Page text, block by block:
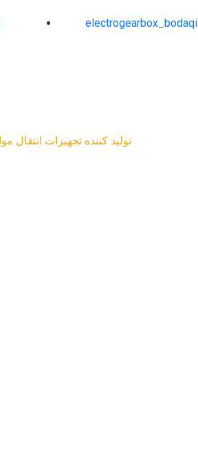
electrogearbox_bodaqi
تولید کننده تجهیزات انتقال